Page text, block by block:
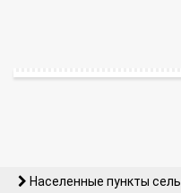
Населенные пункты